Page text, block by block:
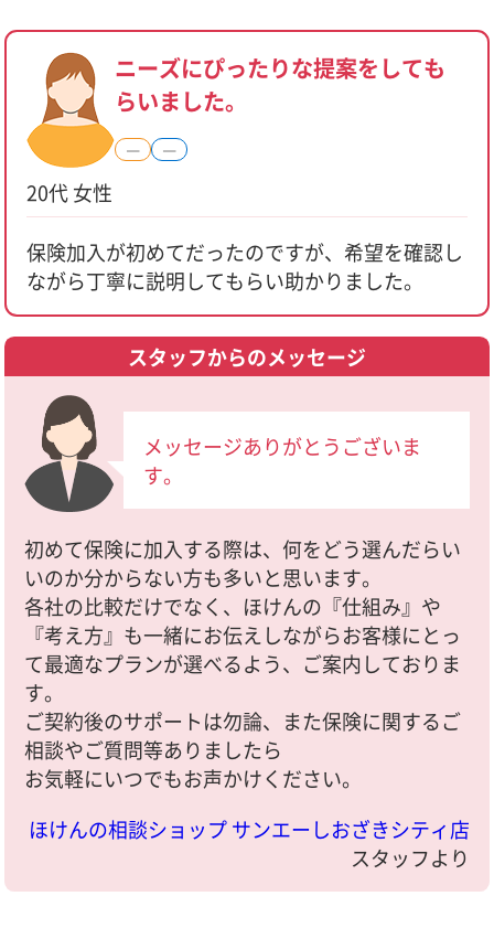
20代 女性
ニーズにぴったりな提案をしても
らいました。
― ―
保険加入が初めてだったのですが、希望を確認し
ながら丁寧に説明してもらい助かりました。
スタッフからのメッセージ
メッセージありがとうございま
す。
初めて保険に加入する際は、何をどう選んだらい
いのか分からない方も多いと思います。
各社の比較だけでなく、ほけんの『仕組み』や
『考え方』も一緒にお伝えしながらお客様にとっ
て最適なプランが選べるよう、ご案内しておりま
す。
ご契約後のサポートは勿論、また保険に関するご
相談やご質問等ありましたら
お気軽にいつでもお声かけください。
ほけんの相談ショップ サンエーしおざきシティ店
スタッフより